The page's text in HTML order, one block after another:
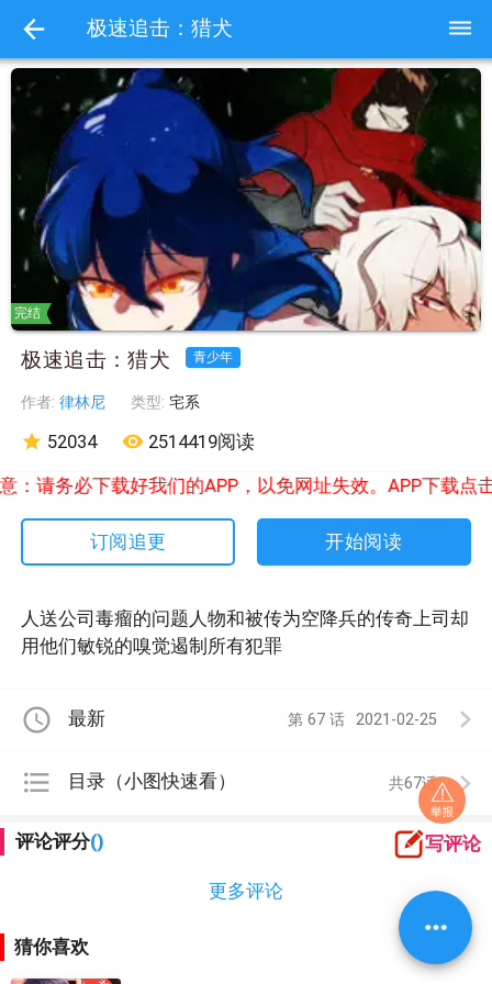
more_horiz
极速追击：猎犬 dehaze
完结
极速追击：猎犬 青少年
作者:律林尼 类型:宅系
star 52034 remove_red_eye 2514419阅读
：请务必下载好我们的APP，以免网址失效。APP下载点
订阅追更 开始阅读
人送公司毒瘤的问题人物和被传为空降兵的传奇上司却
用他们敏锐的嗅觉遏制所有犯罪
access_time 最新 第 67 话 2021-02-25
format_list_bulleted 目录（小图快速看） 共67
评论评分() 写评论
更多评论
猜你喜欢